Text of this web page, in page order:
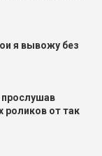
я вывожу без
роликов от так